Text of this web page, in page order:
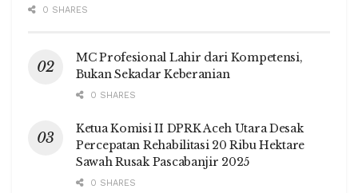
0 SHARES
MC Profesional Lahir dari Kompetensi,
Bukan Sekadar Keberanian
0 SHARES
Ketua Komisi II DPRK Aceh Utara Desak
Percepatan Rehabilitasi 20 Ribu Hektare
Sawah Rusak Pascabanjir 2025
0 SHARES